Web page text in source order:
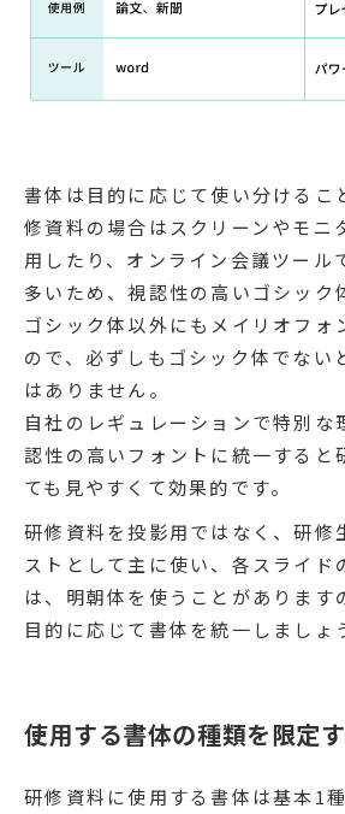
書体は目的に応じて使い分けるこ
修資料の場合はスクリーンやモニ
用したり、オンライン会議ツール
多いため、視認性の高いゴシック
ゴシック体以外にもメイリオフォ
ので、必ずしもゴシック体でない
はありません。
自社のレギュレーションで特別な
認性の高いフォントに統一すると
ても見やすくて効果的です。
研修資料を投影用ではなく、研修
ストとして主に使い、各スライド
は、明朝体を使うことがあります
目的に応じて書体を統一しましょ
使用する書体の種類を限定
研修資料に使用する書体は基本1